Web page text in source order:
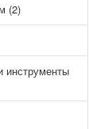
(2)
инструменты